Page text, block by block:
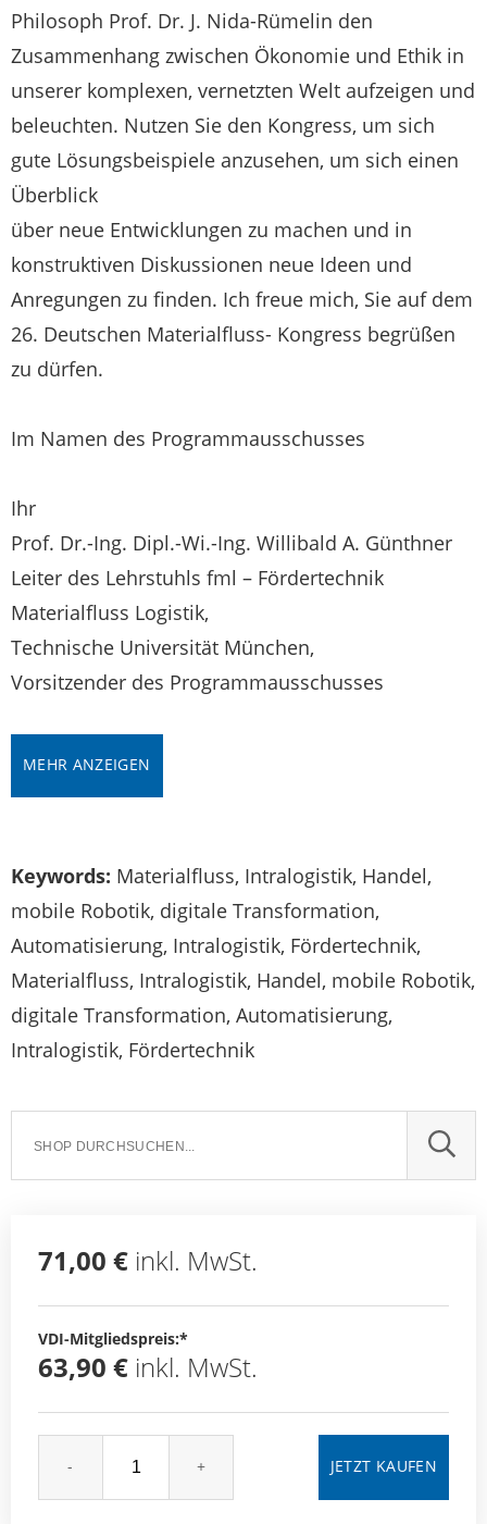
Philosoph Prof. Dr. J. Nida-Rümelin den
Zusammenhang zwischen Ökonomie und Ethik in
unserer komplexen, vernetzten Welt aufzeigen und
beleuchten. Nutzen Sie den Kongress, um sich
gute Lösungsbeispiele anzusehen, um sich einen
Überblick
über neue Entwicklungen zu machen und in
konstruktiven Diskussionen neue Ideen und
Anregungen zu finden. Ich freue mich, Sie auf dem
26. Deutschen Materialfluss- Kongress begrüßen
zu dürfen.
Im Namen des Programmausschusses
Ihr
Prof. Dr.-Ing. Dipl.-Wi.-Ing. Willibald A. Günthner
Leiter des Lehrstuhls fml – Fördertechnik
Materialfluss Logistik,
Technische Universität München,
Vorsitzender des Programmausschusses
MEHR ANZEIGEN
Keywords: Materialfluss, Intralogistik, Handel,
mobile Robotik, digitale Transformation,
Automatisierung, Intralogistik, Fördertechnik,
Materialfluss, Intralogistik, Handel, mobile Robotik,
digitale Transformation, Automatisierung,
Intralogistik, Fördertechnik
71,00 € inkl. MwSt.
VDI-Mitgliedspreis:*
63,90 € inkl. MwSt.
- +